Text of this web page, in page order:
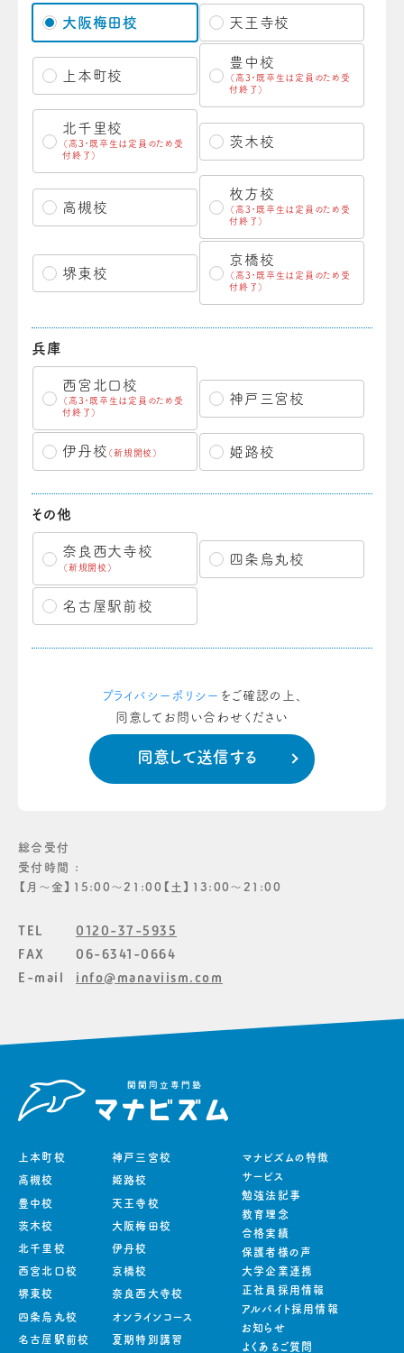
大阪梅田校 天王寺校
上本町校
豊中校
（高3・既卒生は定員のため受
付終了）
北千里校
（高3・既卒生は定員のため受
付終了）
茨木校
高槻校
枚方校
（高3・既卒生は定員のため受
付終了）
堺東校
京橋校
（高3・既卒生は定員のため受
付終了）
兵庫
西宮北口校
（高3・既卒生は定員のため受
付終了）
神戸三宮校
伊丹校 （新規開校） 姫路校
その他
奈良西大寺校
（新規開校）
四条烏丸校
名古屋駅前校
プライバシーポリシー をご確認の上、
同意してお問い合わせください
総合受付
受付時間 :
【月〜金】15:00〜21:00【土】13:00〜21:00
TEL
0120-37-5935
FAX
06-6341-0664
E-mail
info@manaviism.com
上本町校
高槻校
豊中校
茨木校
北千里校
西宮北口校
堺東校
四条烏丸校
名古屋駅前校
神戸三宮校
姫路校
天王寺校
大阪梅田校
伊丹校
京橋校
奈良西大寺校
オンラインコース
夏期特別講習
マナビズムの特徴
サービス
勉強法記事
教育理念
合格実績
保護者様の声
大学企業連携
正社員採用情報
アルバイト採用情報
お知らせ
よくあるご質問